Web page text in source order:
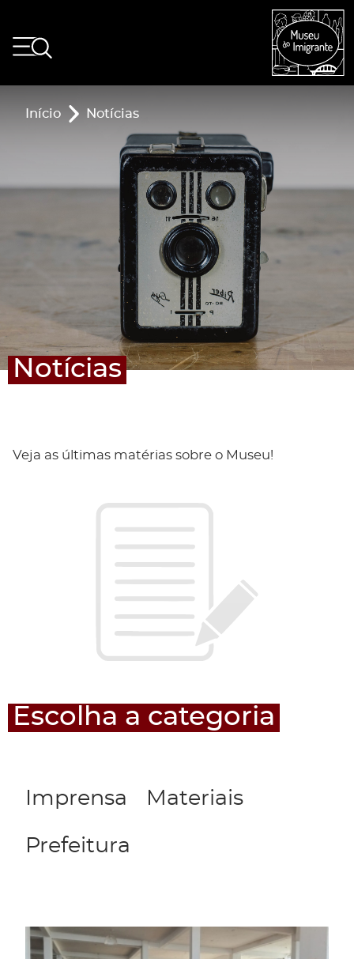
Notícias
Início Notícias
Veja as últimas matérias sobre o Museu!
Escolha a categoria
Imprensa Materiais
Prefeitura